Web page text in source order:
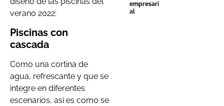
verano 2022:
Piscinas con
cascada
Como una cortina de
agua, refrescante y que se
integre en diferentes
escenarios, así es como se
empresari
al